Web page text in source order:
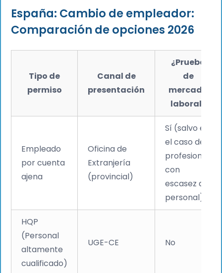
España: Cambio de empleador:
Comparación de opciones 2026
Tipo de
permiso
Canal de
presentación
¿Prueba
de
mercado
laboral?
Empleado
por cuenta
ajena
Oficina de
Extranjería
(provincial)
Sí (salvo en
el caso de
profesiones
con
escasez de
personal)
HQP
(Personal
altamente
cualificado)
UGE-CE No